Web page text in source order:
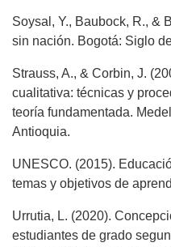
Soysal, Y., Baubock, R., &
sin nación. Bogotá: Siglo
Strauss, A., & Corbin, J.
cualitativa: técnicas y
teoría fundamentada.
Antioquia.
UNESCO. (2015).
temas y objetivos de
Urrutia, L. (2020).
estudiantes de grado